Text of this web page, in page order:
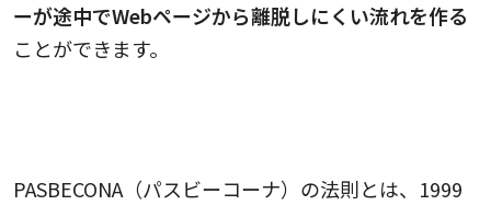
ーが途中でWebページから離脱しにくい流れを作る
ことができます。
PASBECONA（パスビーコーナ）の法則とは、1999